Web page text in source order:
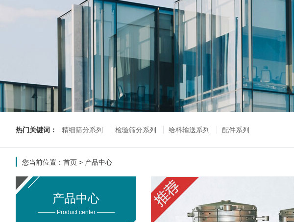
热门关键词： 精细筛分系列 检验筛分系列 给料输送系列 配件系列
您当前位置： 首页 > 产品中心
产品中心
——— Product center ———